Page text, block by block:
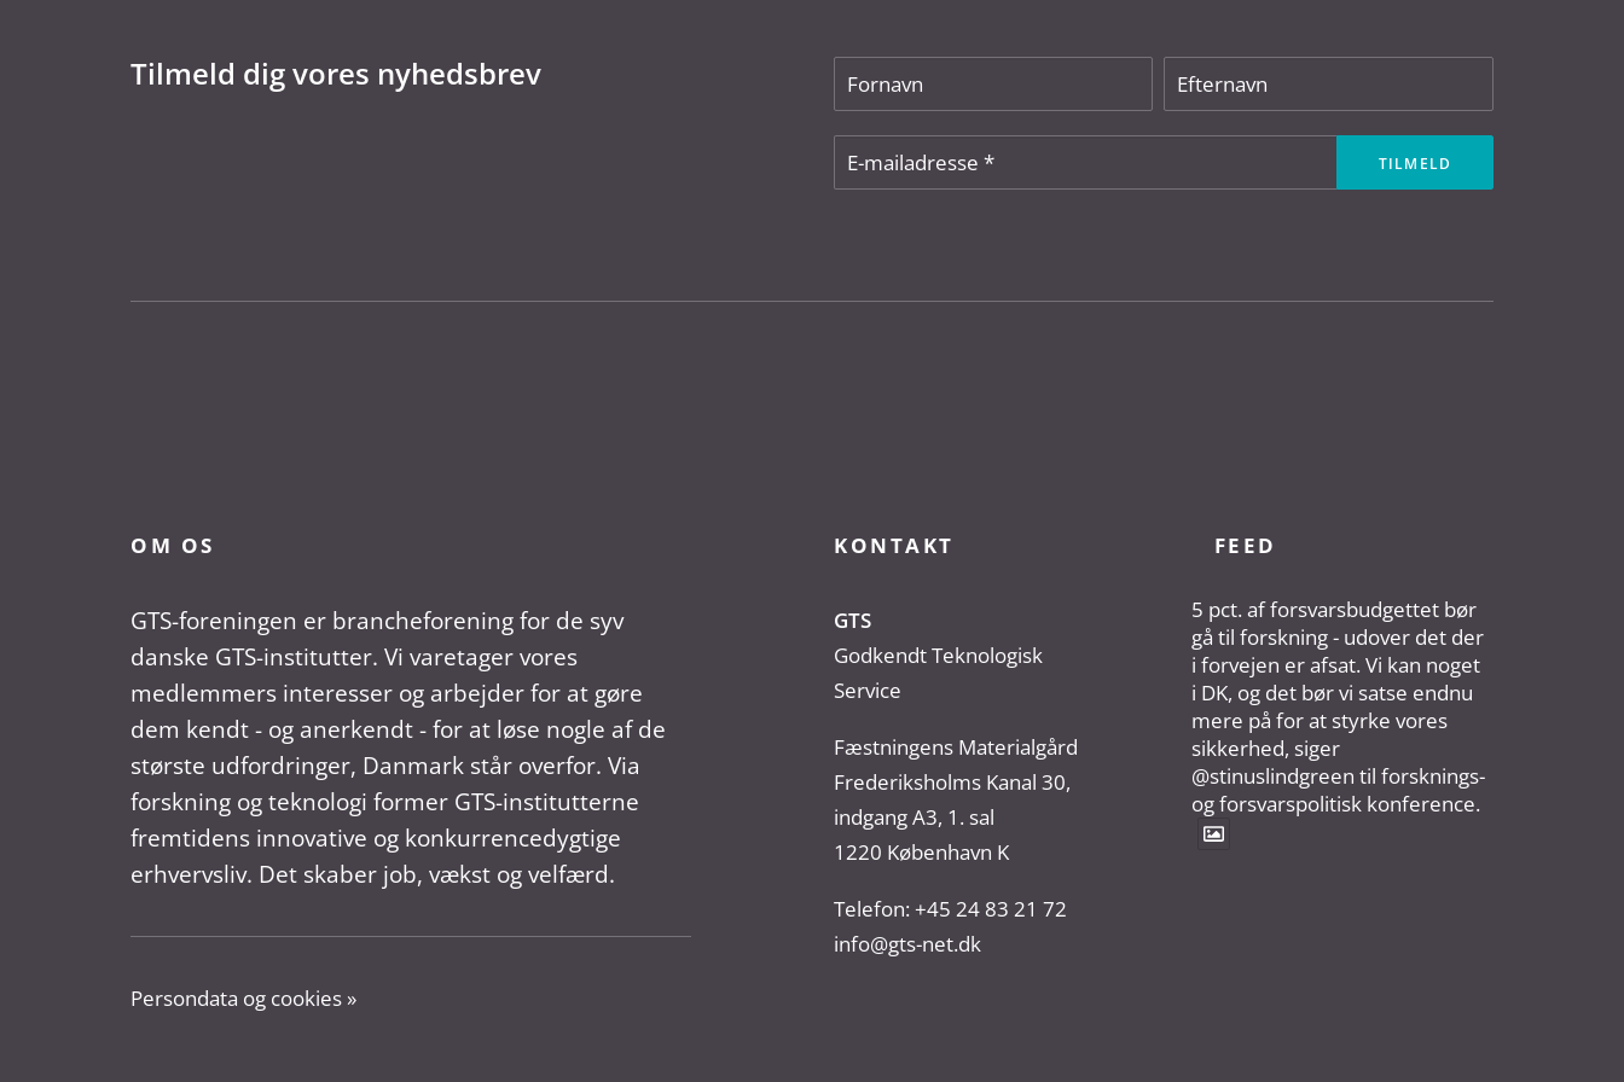
Tilmeld dig vores nyhedsbrev
OM OS
GTS-foreningen er brancheforening for de syv
danske GTS-institutter. Vi varetager vores
medlemmers interesser og arbejder for at gøre
dem kendt - og anerkendt - for at løse nogle af de
største udfordringer, Danmark står overfor. Via
forskning og teknologi former GTS-institutterne
fremtidens innovative og konkurrencedygtige
erhvervsliv. Det skaber job, vækst og velfærd.
Persondata og cookies »
KONTAKT
GTS
Godkendt Teknologisk
Service
Fæstningens Materialgård
Frederiksholms Kanal 30,
indgang A3, 1. sal
1220 København K
Telefon: +45 24 83 21 72
info@gts-net.dk
FEED
5 pct. af forsvarsbudgettet bør
gå til forskning - udover det der
i forvejen er afsat. Vi kan noget
i DK, og det bør vi satse endnu
mere på for at styrke vores
sikkerhed, siger
@stinuslindgreen til forsknings-
og forsvarspolitisk konference.